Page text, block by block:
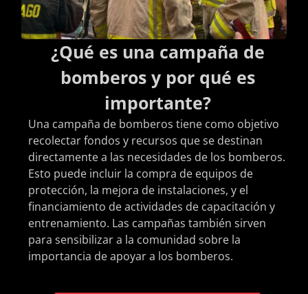
¿Qué es una campaña de
bomberos y por qué es
importante?
Una campaña de bomberos tiene como objetivo
recolectar fondos y recursos que se destinan
directamente a las necesidades de los bomberos.
Esto puede incluir la compra de equipos de
protección, la mejora de instalaciones, y el
financiamiento de actividades de capacitación y
entrenamiento. Las campañas también sirven
para sensibilizar a la comunidad sobre la
importancia de apoyar a los bomberos.